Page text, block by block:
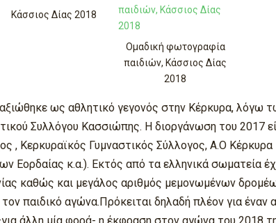
Κάσσιος Δίας 2018
Ομαδική φωτογραφία
παιδιών, Κάσσιος Δίας
2018
ως αθλητικό γεγονός στην Κέρκυρα, λόγω
Συλλόγου Κασσιώπης. Η διοργάνωση του 2017
, Κερκυραϊκός Γυμναστικός Σύλλογος, Α.Ο
κ.α.). Εκτός από τα ελληνικά σωματεία
καθώς και μεγάλος αριθμός μεμονωμένων
παιδικό αγώνα.Πρόκειται δηλαδή πλέον για έναν